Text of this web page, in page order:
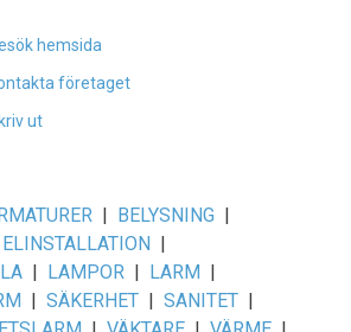
hemsida
företaget
ut
| BELYSNING |
ELINSTALLATION |
| LAMPOR | LARM |
| SÄKERHET | SANITET |